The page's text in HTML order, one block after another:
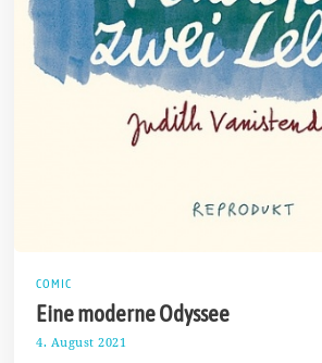
COMIC
Eine moderne Odyssee
4. August 2021